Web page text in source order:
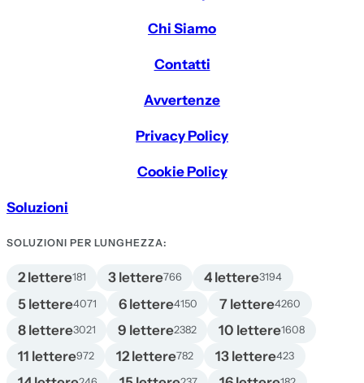
Chi Siamo
Contatti
Avvertenze
Privacy Policy
Cookie Policy
Soluzioni
SOLUZIONI PER LUNGHEZZA:
2 lettere181 3 lettere766 4 lettere3194
5 lettere4071 6 lettere4150 7 lettere4260
8 lettere3021 9 lettere2382 10 lettere1608
11 lettere972 12 lettere782 13 lettere423